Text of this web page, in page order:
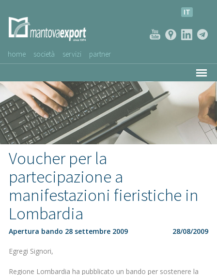
IT
home società servizi partner
AZIENDE CLIENTI
NEWS
VIDEO
SERVIZIO CLIENTI
Voucher per la
partecipazione a
manifestazioni fieristiche in
Lombardia
Apertura bando 28 settembre 2009 28/08/2009
Egregi Signori,
Regione Lombardia ha pubblicato un bando per sostenere la